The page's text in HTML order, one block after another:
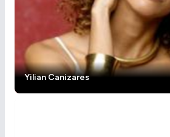
Yilian Canizares